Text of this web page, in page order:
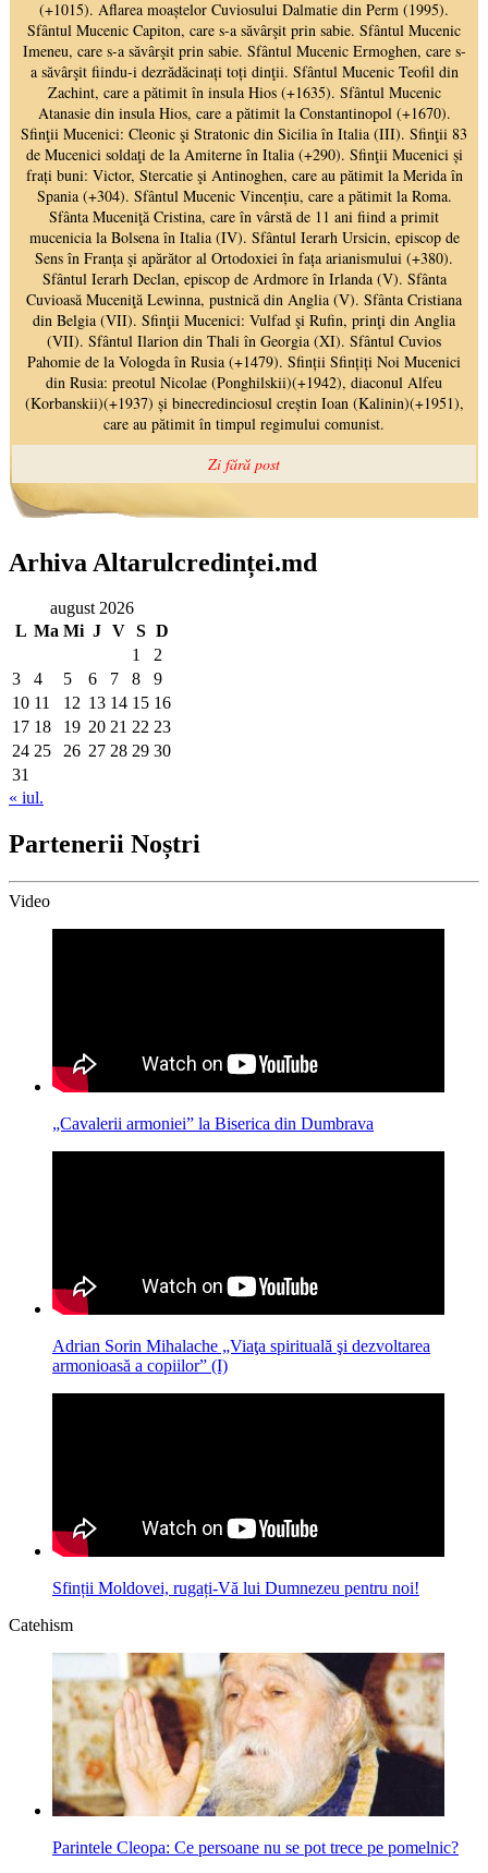
Arhiva Altarulcredinței.md
august 2026
L Ma Mi J V S D
1
2
3
4 5 6 7 8
9
10 11 12 13 14 15 16
17 18 19 20 21 22 23
24 25 26 27 28 29 30
31
« iul.
Partenerii Noștri
Video
„Cavalerii armoniei” la Biserica din Dumbrava
Adrian Sorin Mihalache „Viaţa spirituală şi dezvoltarea
armonioasă a copiilor” (I)
Sfinții Moldovei, rugați-Vă lui Dumnezeu pentru noi!
Catehism
Parintele Cleopa: Ce persoane nu se pot trece pe pomelnic?